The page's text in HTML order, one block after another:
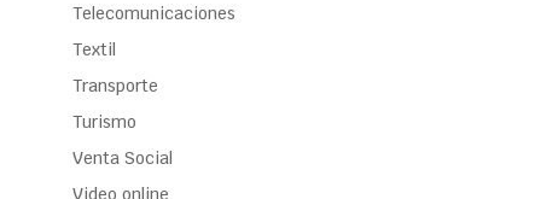
Telecomunicaciones
Textil
Transporte
Turismo
Venta Social
Video online